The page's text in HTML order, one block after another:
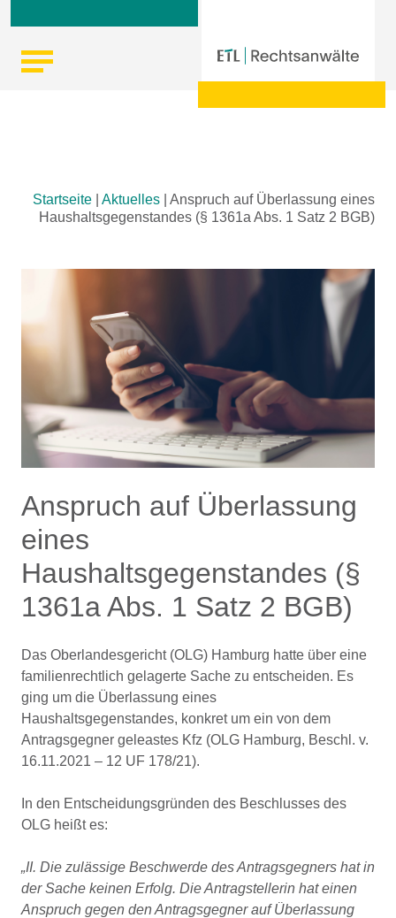
content
Startseite Aktuelles
Anspruch auf Überlassung eines
Haushaltsgegenstandes (§ 1361a Abs. 1 Satz 2 BGB)
Anspruch auf Überlassung
eines
Haushaltsgegenstandes (§
1361a Abs. 1 Satz 2 BGB)
Das Oberlandesgericht (OLG) Hamburg hatte über eine
familienrechtlich gelagerte Sache zu entscheiden. Es
ging um die Überlassung eines
Haushaltsgegenstandes, konkret um ein von dem
Antragsgegner geleastes Kfz (OLG Hamburg, Beschl. v.
16.11.2021 – 12 UF 178/21).
In den Entscheidungsgründen des Beschlusses des
OLG heißt es:
„II. Die zulässige Beschwerde des Antragsgegners hat in
der Sache keinen Erfolg. Die Antragstellerin hat einen
Anspruch gegen den Antragsgegner auf Überlassung